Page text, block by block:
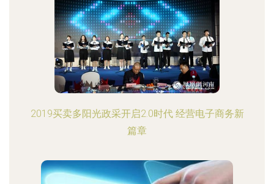
2019买卖多阳光政采开启2.0时代 经营电子商务新
篇章